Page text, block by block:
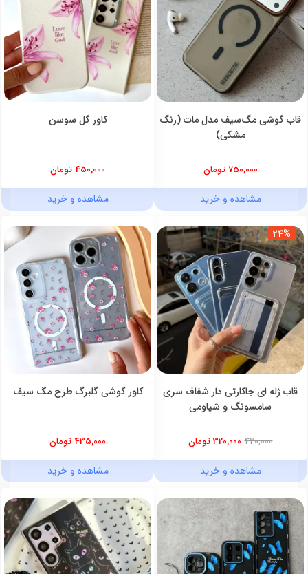
قاب گوشی مگ‌سیف مدل مات (رنگ
مشکی)
750,000 تومان
مشاهده و خرید
کاور گل سوسن
450,000 تومان
مشاهده و خرید
24%
قاب ژله ای جاکارتی دار شفاف سری
سامسونگ و شیاومی
420,000 320,000 تومان
مشاهده و خرید
کاور گوشی گلبرگ طرح مگ سیف
435,000 تومان
مشاهده و خرید